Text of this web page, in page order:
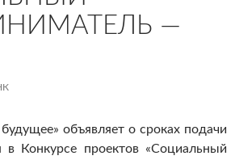
—
объявляет о сроках подачи
в Конкурсе проектов «Социальный